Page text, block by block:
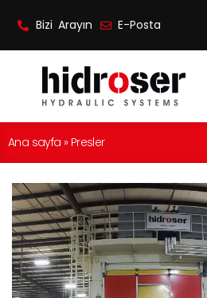
Bizi Arayın E-Posta
Ana sayfa » Presler